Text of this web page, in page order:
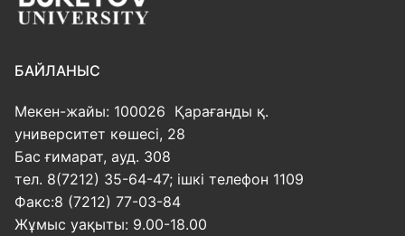
БАЙЛАНЫС
Мекен-жайы: 100026 Қарағанды қ.
университет көшесі, 28
Бас ғимарат, ауд. 308
тел. 8(7212) 35-64-47; ішкі телефон 1109
Факс:8 (7212) 77-03-84
Жұмыс уақыты: 9.00-18.00